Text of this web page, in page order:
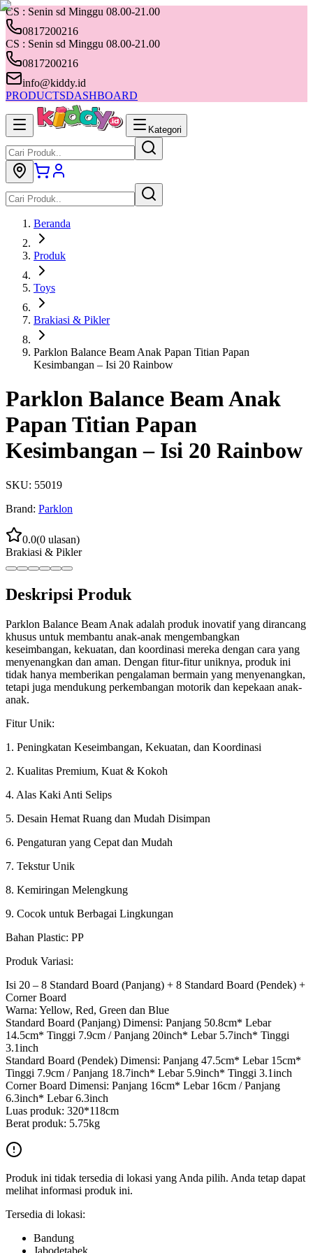
CS : Senin sd Minggu 08.00-21.00
0817200216
CS : Senin sd Minggu 08.00-21.00
0817200216
info@kiddy.id
PRODUCTSDASHBOARD
Kategori
Beranda
Produk
Toys
Brakiasi & Pikler
Parklon Balance Beam Anak Papan Titian Papan
Kesimbangan – Isi 20 Rainbow
Parklon Balance Beam Anak
Papan Titian Papan
Kesimbangan – Isi 20 Rainbow
SKU: 55019
Brand: Parklon
0.0(0 ulasan)
Brakiasi & Pikler
Deskripsi Produk
Parklon Balance Beam Anak adalah produk inovatif yang dirancang
khusus untuk membantu anak-anak mengembangkan
keseimbangan, kekuatan, dan koordinasi mereka dengan cara yang
menyenangkan dan aman. Dengan fitur-fitur uniknya, produk ini
tidak hanya memberikan pengalaman bermain yang menyenangkan,
tetapi juga mendukung perkembangan motorik dan kepekaan anak-
anak.
Fitur Unik:
1. Peningkatan Keseimbangan, Kekuatan, dan Koordinasi
2. Kualitas Premium, Kuat & Kokoh
4. Alas Kaki Anti Selips
5. Desain Hemat Ruang dan Mudah Disimpan
6. Pengaturan yang Cepat dan Mudah
7. Tekstur Unik
8. Kemiringan Melengkung
9. Cocok untuk Berbagai Lingkungan
Bahan Plastic: PP
Produk Variasi:
Isi 20 – 8 Standard Board (Panjang) + 8 Standard Board (Pendek) +
Corner Board
Warna: Yellow, Red, Green dan Blue
Standard Board (Panjang) Dimensi: Panjang 50.8cm* Lebar
14.5cm* Tinggi 7.9cm / Panjang 20inch* Lebar 5.7inch* Tinggi
3.1inch
Standard Board (Pendek) Dimensi: Panjang 47.5cm* Lebar 15cm*
Tinggi 7.9cm / Panjang 18.7inch* Lebar 5.9inch* Tinggi 3.1inch
Corner Board Dimensi: Panjang 16cm* Lebar 16cm / Panjang
6.3inch* Lebar 6.3inch
Luas produk: 320*118cm
Berat produk: 5.75kg
Produk ini tidak tersedia di lokasi yang Anda pilih. Anda tetap dapat
melihat informasi produk ini.
Tersedia di lokasi:
Bandung
Jabodetabek